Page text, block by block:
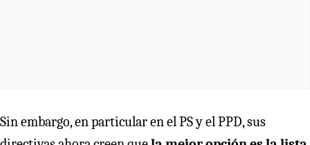
Sin embargo, en particular en el PS y el PPD, sus